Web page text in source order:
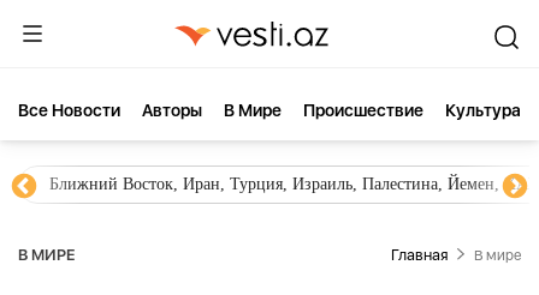
Все Новости Aвторы В Мире Происшествие Культура
Ближний Восток, Иран, Турция, Израиль, Палестина, Йемен,
В МИРЕ Главная В мире